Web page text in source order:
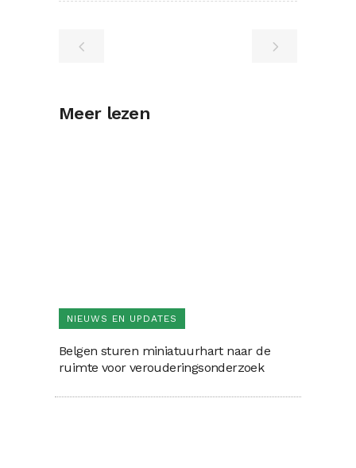
Meer lezen
NIEUWS EN UPDATES
Belgen sturen miniatuurhart naar de
ruimte voor verouderingsonderzoek